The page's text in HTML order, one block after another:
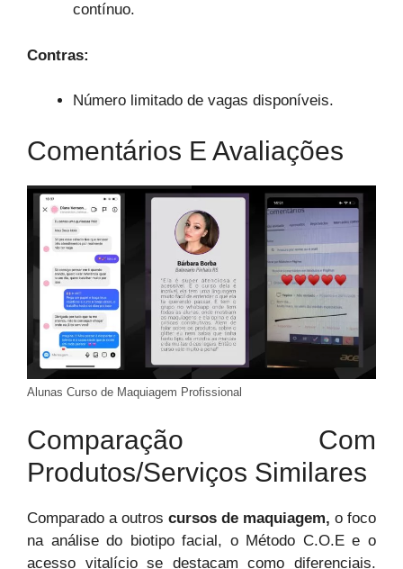
contínuo.
Contras:
Número limitado de vagas disponíveis.
Comentários E Avaliações
Alunas Curso de Maquiagem Profissional
Comparação Com
Produtos/Serviços Similares
Comparado a outros cursos de maquiagem, o foco
na análise do biotipo facial, o Método C.O.E e o
acesso vitalício se destacam como diferenciais.